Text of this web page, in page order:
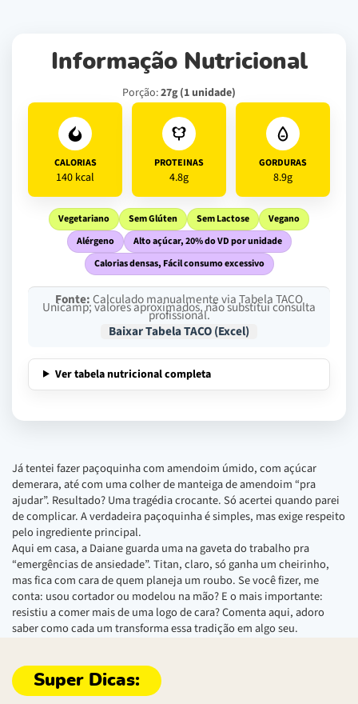
Informação Nutricional
Porção:27g (1 unidade)
CALORIAS
140 kcal
PROTEINAS
4.8g
GORDURAS
8.9g
Vegetariano Sem Glúten Sem Lactose
Vegano
Alérgeno
Alto açúcar, 20% do VD por unidade
Calorias densas, Fácil consumo excessivo
Fonte:Calculado manualmente via Tabela TACO
Unicamp; valores aproximados, não substitui consulta
profissional.
Baixar Tabela TACO (Excel)
Ver tabela nutricional completa
Já tentei fazer paçoquinha com amendoim úmido, com açúcar
demerara, até com uma colher de manteiga de amendoim “pra
ajudar”. Resultado? Uma tragédia crocante. Só acertei quando parei
de complicar. A verdadeira paçoquinha é simples, mas exige respeito
pelo ingrediente principal.
Aqui em casa, a Daiane guarda uma na gaveta do trabalho pra
“emergências de ansiedade”. Titan, claro, só ganha um cheirinho,
mas fica com cara de quem planeja um roubo. Se você fizer, me
conta: usou cortador ou modelou na mão? E o mais importante:
resistiu a comer mais de uma logo de cara? Comenta aqui, adoro
saber como cada um transforma essa tradição em algo seu.